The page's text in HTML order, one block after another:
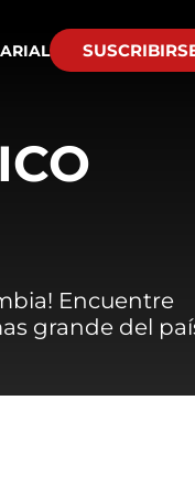
Encuentre
grande del